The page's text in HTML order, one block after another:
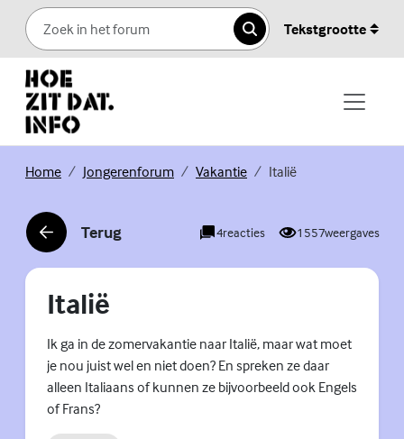
Skip to content
Zoeken
Tekstgrootte
Home(Externe link)
Jongerenforum(Externe link)
Vakantie(Externe link)
Italië
Terug
(Externe link) 4reacties 1557weergaves
Italië
Ik ga in de zomervakantie naar Italië, maar wat moet
je nou juist wel en niet doen? En spreken ze daar
alleen Italiaans of kunnen ze bijvoorbeeld ook Engels
of Frans?